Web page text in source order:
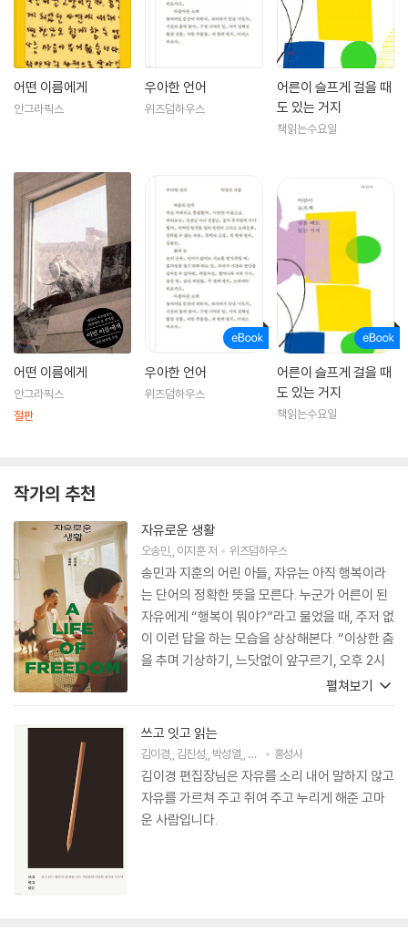
어떤 이름에게
안그라픽스
우아한 언어
위즈덤하우스
어른이 슬프게 걸을 때
도 있는 거지
책읽는수요일
어떤 이름에게
안그라픽스
절판
우아한 언어
위즈덤하우스
어른이 슬프게 걸을 때
도 있는 거지
책읽는수요일
작가의 추천
자유로운 생활
오송민 이지훈저 위즈덤하우스
송민과 지훈의 어린 아들, 자유는 아직 행복이라
는 단어의 정확한 뜻을 모른다. 누군가 어른이 된
자유에게 “행복이 뭐야?”라고 물었을 때, 주저 없
이 이런 답을 하는 모습을 상상해본다. “이상한 춤
을 추며 기상하기, 느닷없이 앞구르기, 오후 2시
에 잡채국밥에 반주하기, 사랑의 단어가 맴돌 때
리 내어 말하기, 애틋한 기쁨이 생겼을 때는 오히
려 엉엉 울어버리기.” 이 책은 언젠가 자유가 들려
줄 대답의 풍경을 미리 그려둔다. 투명한 사랑과
또렷한 자유, 그리고 그 모든 순간을 경쾌하게 감
싸안은 행복을.
펼쳐보기
쓰고 잇고 읽는
김이경 김진성 박성열 석윤이, 심우진
홍성사
김이경 편집장님은 자유를 소리 내어 말하지 않고
자유를 가르쳐 주고 쥐여 주고 누리게 해준 고마
운 사람입니다.